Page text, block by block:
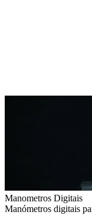
Manometros Digitais
Manómetros digitais